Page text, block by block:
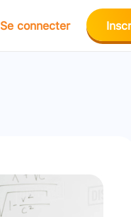
Se connecter